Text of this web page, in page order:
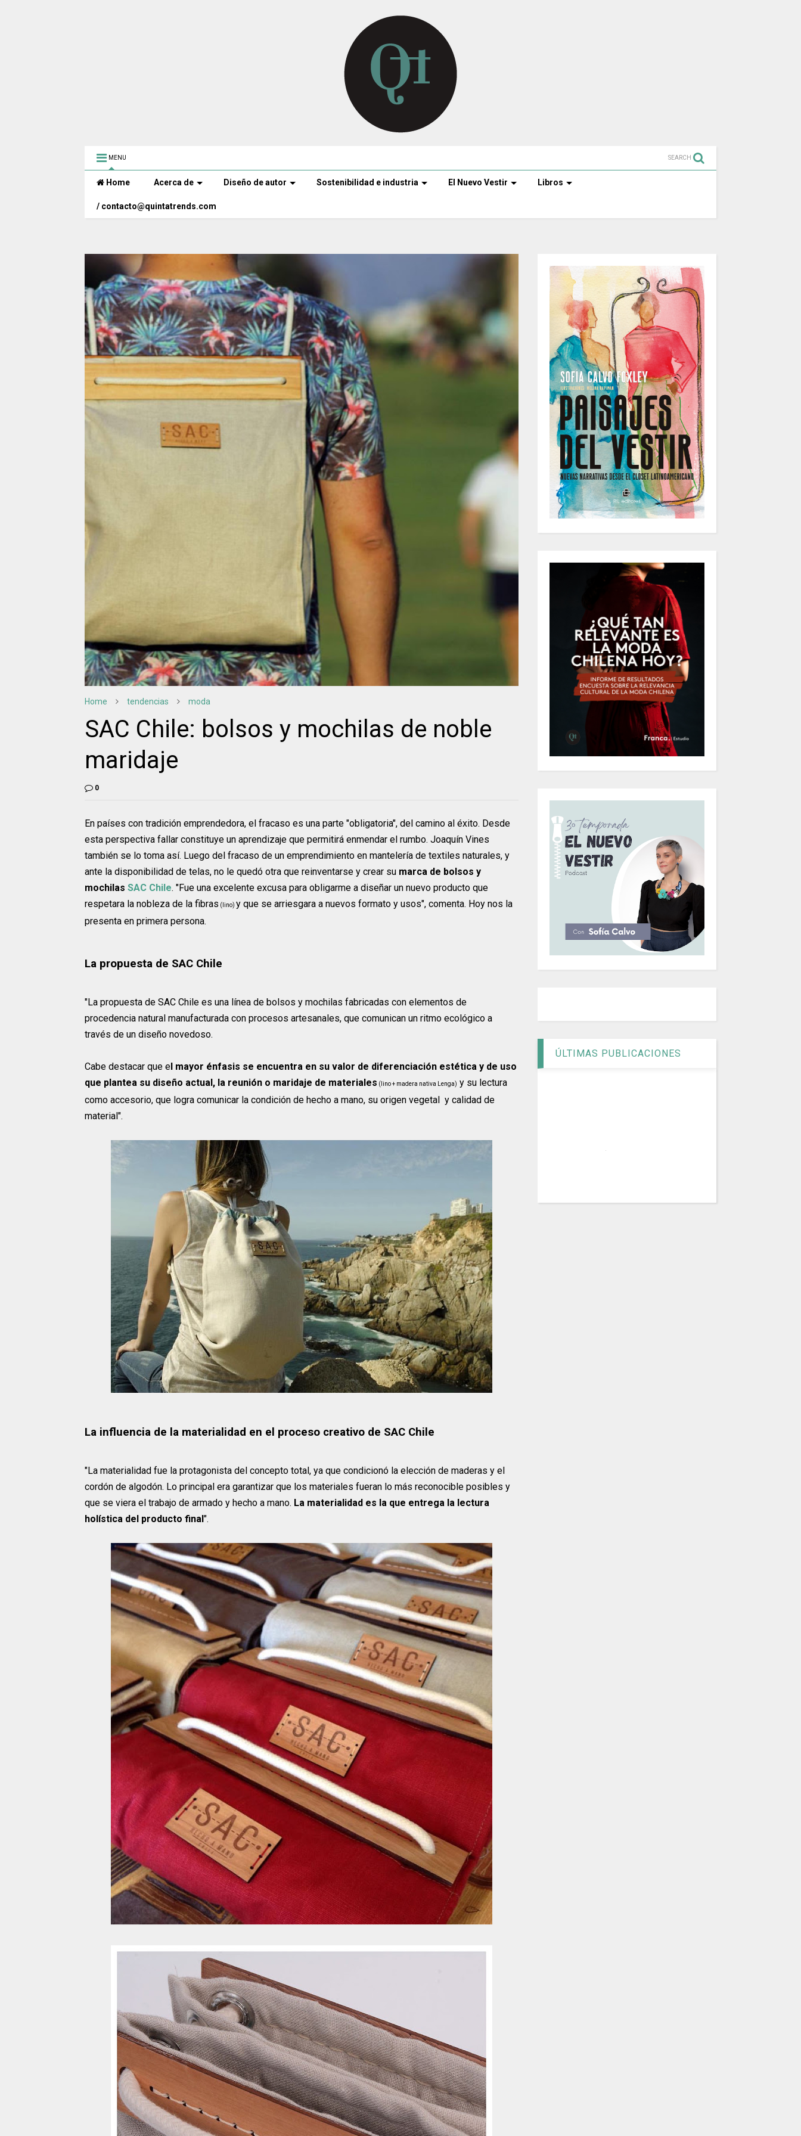
MENU SEARCH
Home Acerca de Diseño de autor Sostenibilidad e industria El Nuevo Vestir Libros
/ contacto@quintatrends.com
Home tendencias moda
SAC Chile: bolsos y mochilas de noble
maridaje
0
En países con tradición emprendedora, el fracaso es una parte "obligatoria", del camino al éxito. Desde
esta perspectiva fallar constituye un aprendizaje que permitirá enmendar el rumbo. Joaquín Vines
también se lo toma así. Luego del fracaso de un emprendimiento en mantelería de textiles naturales, y
ante la disponibilidad de telas, no le quedó otra que reinventarse y crear su marca de bolsos y
mochilas SAC Chile. "Fue una excelente excusa para obligarme a diseñar un nuevo producto que
respetara la nobleza de la fibras (lino) y que se arriesgara a nuevos formato y usos", comenta. Hoy nos la
presenta en primera persona.
La propuesta de SAC Chile
"La propuesta de SAC Chile es una línea de bolsos y mochilas fabricadas con elementos de
procedencia natural manufacturada con procesos artesanales, que comunican un ritmo ecológico a
través de un diseño novedoso.
Cabe destacar que el mayor énfasis se encuentra en su valor de diferenciación estética y de uso
que plantea su diseño actual, la reunión o maridaje de materiales (lino + madera nativa Lenga) y su lectura
como accesorio, que logra comunicar la condición de hecho a mano, su origen vegetal y calidad de
material".
La influencia de la materialidad en el proceso creativo de SAC Chile
"La materialidad fue la protagonista del concepto total, ya que condicionó la elección de maderas y el
cordón de algodón. Lo principal era garantizar que los materiales fueran lo más reconocible posibles y
que se viera el trabajo de armado y hecho a mano. La materialidad es la que entrega la lectura
holística del producto final".
ÚLTIMAS PUBLICACIONES